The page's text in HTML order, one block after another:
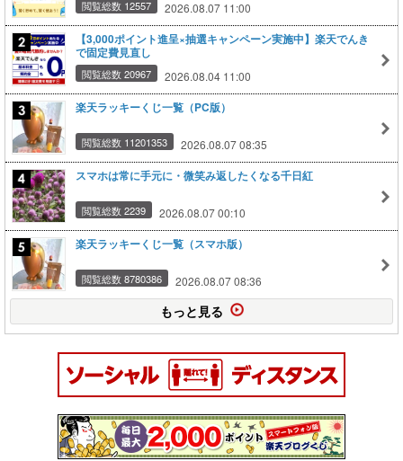
閲覧総数 12557 2026.08.07 11:00
【3,000ポイント進呈×抽選キャンペーン実施中】楽天でんき
で固定費見直し
閲覧総数 20967 2026.08.04 11:00
楽天ラッキーくじ一覧（PC版）
閲覧総数 11201353 2026.08.07 08:35
スマホは常に手元に・微笑み返したくなる千日紅
閲覧総数 2239 2026.08.07 00:10
楽天ラッキーくじ一覧（スマホ版）
閲覧総数 8780386 2026.08.07 08:36
もっと見る